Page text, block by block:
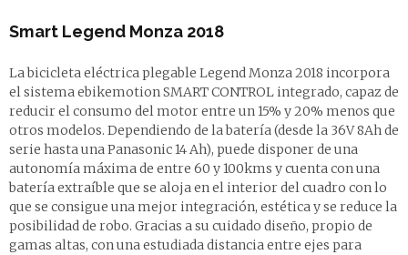
Smart Legend Monza 2018
La bicicleta eléctrica plegable Legend Monza 2018 incorpora
el sistema ebikemotion SMART CONTROL integrado, capaz de
reducir el consumo del motor entre un 15% y 20% menos que
otros modelos. Dependiendo de la batería (desde la 36V 8Ah de
serie hasta una Panasonic 14 Ah), puede disponer de una
autonomía máxima de entre 60 y 100kms y cuenta con una
batería extraíble que se aloja en el interior del cuadro con lo
que se consigue una mejor integración, estética y se reduce la
posibilidad de robo. Gracias a su cuidado diseño, propio de
gamas altas, con una estudiada distancia entre ejes para